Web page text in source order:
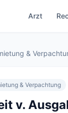
Arzt
&
& Verpachtung
v.